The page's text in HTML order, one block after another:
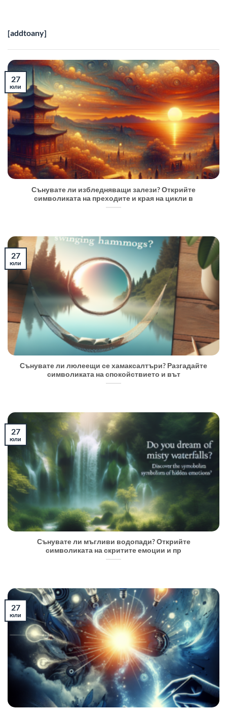
[addtoany]
Сънувате ли избледняващи залези? Открийте
символиката на преходите и края на цикли в
27
юли
Сънувате ли люлеещи се хамаксалтъри? Разгадайте
символиката на спокойствието и вът
27
юли
Сънувате ли мъгливи водопади? Открийте
символиката на скритите емоции и пр
27
юли
27
юли